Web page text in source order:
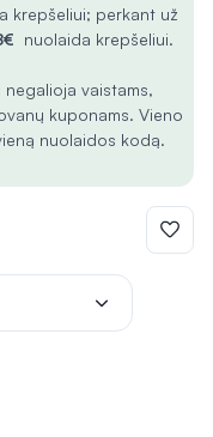
krepšeliui; perkant už
nuolaida krepšeliui.
negalioja vaistams,
kuponams. Vieno
nuolaidos kodą.